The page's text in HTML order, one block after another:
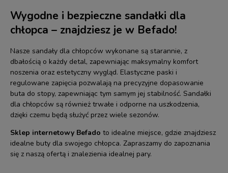
Wygodne i bezpieczne sandałki dla
chłopca – znajdziesz je w Befado!
Nasze sandały dla chłopców wykonane są starannie, z
dbałością o każdy detal, zapewniając maksymalny komfort
noszenia oraz estetyczny wygląd. Elastyczne paski i
regulowane zapięcia pozwalają na precyzyjne dopasowanie
buta do stopy, zapewniając tym samym jej stabilność. Sandałki
dla chłopców są również trwałe i odporne na uszkodzenia,
dzięki czemu będą służyć przez wiele sezonów.
Sklep internetowy Befado to idealne miejsce, gdzie znajdziesz
idealne buty dla swojego chłopca. Zapraszamy do zapoznania
się z naszą ofertą i znalezienia idealnej pary.